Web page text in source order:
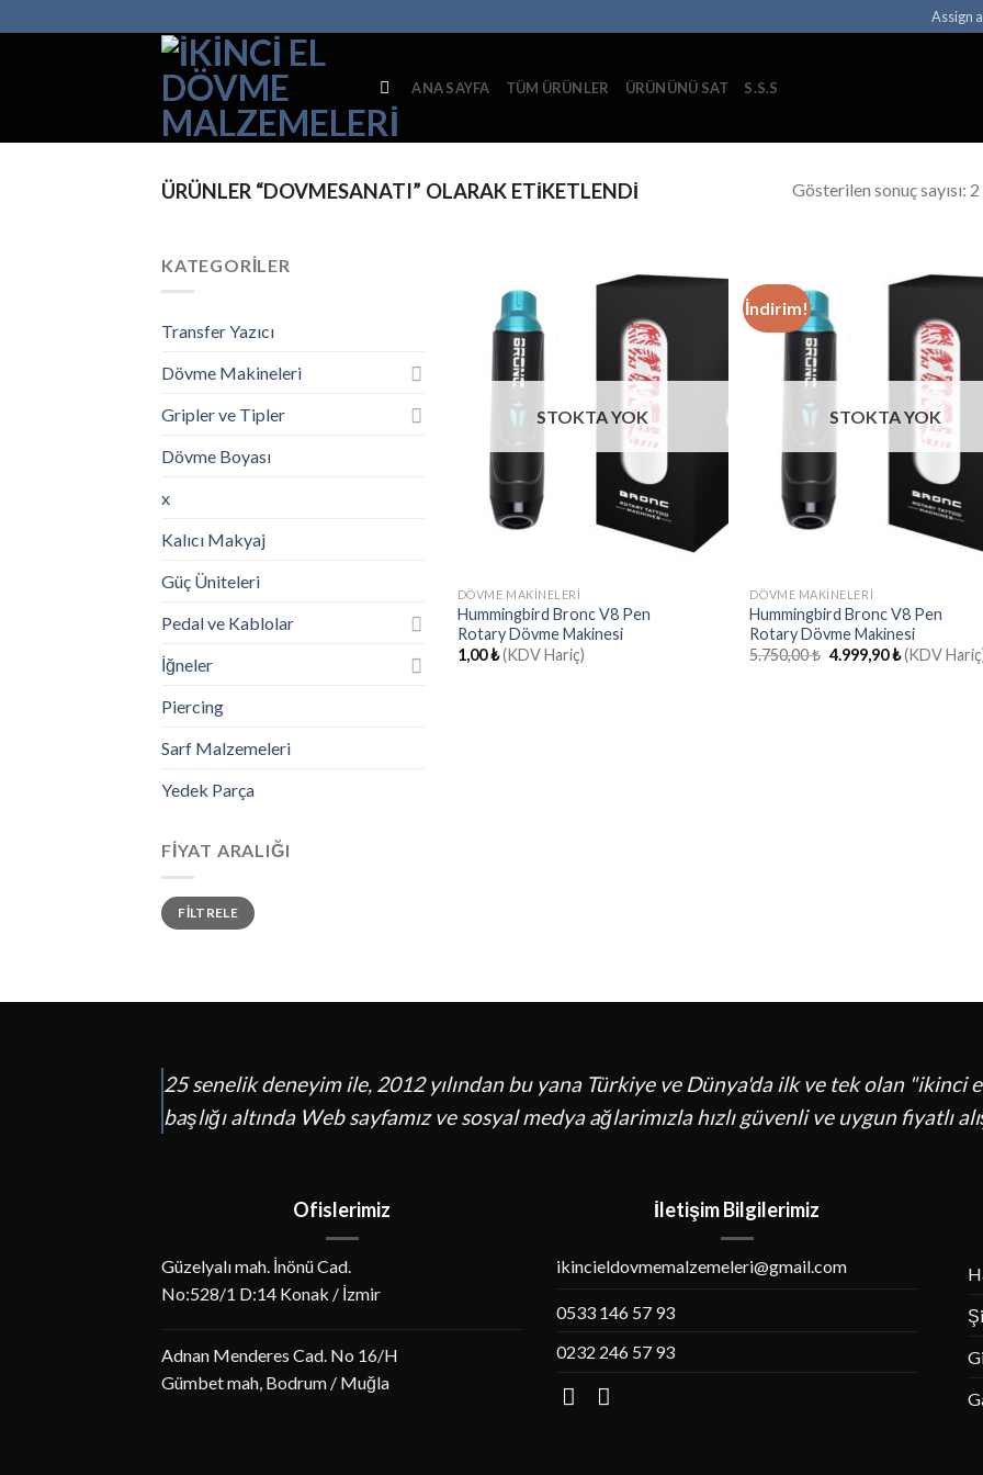
atla
Assign
ANA SAYFA TÜM ÜRÜNLER ÜRÜNÜNÜ SAT S.S.S
ÜRÜNLER “DOVMESANATI” OLARAK ETIKETLENDI Gösterilen sonuç sayısı: 2
KATEGORILER
Transfer Yazıcı
Dövme Makineleri
Gripler ve Tipler
Dövme Boyası
x
Kalıcı Makyaj
Güç Üniteleri
Pedal ve Kablolar
İğneler
Piercing
Sarf Malzemeleri
Yedek Parça
FIYAT ARALIĞI
En
düşük
fiyat
En
yüksek
fiyat
FILTRELE
STOKTA YOK
DÖVME MAKINELERI
Hummingbird Bronc V8 Pen
Rotary Dövme Makinesi
1,00₺(KDV Hariç)
İndirim!
STOKTA YOK
DÖVME MAKINELERI
Hummingbird Bronc V8 Pen
Rotary Dövme Makinesi
5.750,00₺ Orijinal
4.999,90₺Şu
andaki
(KDV
25 senelik deneyim ile, 2012 yılından bu yana Türkiye ve Dünya'da ilk ve tek olan "ikinci
başlığı altında Web sayfamız ve sosyal medya ağlarimızla hızlı güvenli ve uygun fiyatlı
Ofislerimiz
Güzelyalı mah. İnönü Cad.
No:528/1 D:14 Konak / İzmir
Adnan Menderes Cad. No 16/H
Gümbet mah, Bodrum / Muğla
İletişim Bilgilerimiz
ikincieldovmemalzemeleri@gmail.com
0533 146 57 93
0232 246 57 93